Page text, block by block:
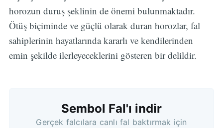
horozun duruş şeklinin de önemi bulunmaktadır.
Ötüş biçiminde ve güçlü olarak duran horozlar, fal
sahiplerinin hayatlarında kararlı ve kendilerinden
emin şekilde ilerleyeceklerini gösteren bir delildir.
Sembol Fal'ı indir
Gerçek falcılara canlı fal baktırmak için